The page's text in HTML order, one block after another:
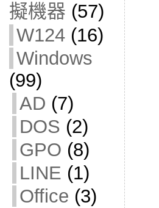
擬機器 (57)
W124(16)
Windows
(99)
AD (7)
DOS (2)
GPO (8)
LINE (1)
Office (3)